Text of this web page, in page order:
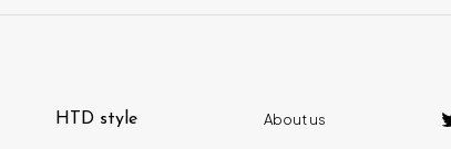
HTD style About us